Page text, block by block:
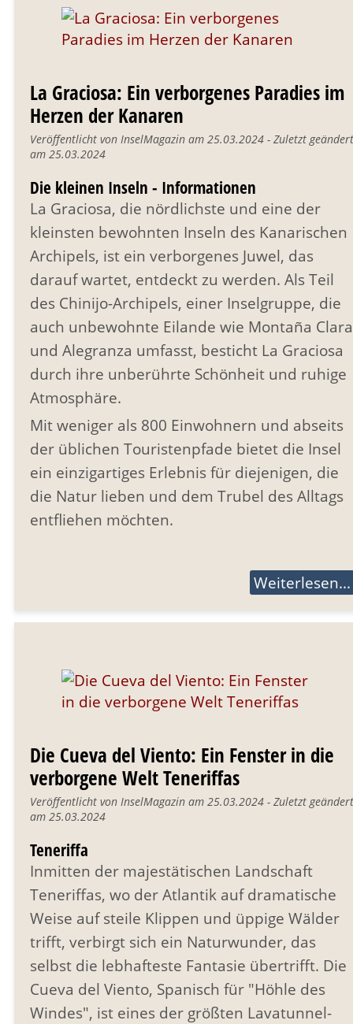
La Graciosa: Ein verborgenes Paradies im
Herzen der Kanaren
Veröffentlicht von InselMagazin am 25.03.2024 - Zuletzt geändert
am 25.03.2024
Die kleinen Inseln - Informationen
La Graciosa, die nördlichste und eine der
kleinsten bewohnten Inseln des Kanarischen
Archipels, ist ein verborgenes Juwel, das
darauf wartet, entdeckt zu werden. Als Teil
des Chinijo-Archipels, einer Inselgruppe, die
auch unbewohnte Eilande wie Montaña Clara
und Alegranza umfasst, besticht La Graciosa
durch ihre unberührte Schönheit und ruhige
Atmosphäre.
Mit weniger als 800 Einwohnern und abseits
der üblichen Touristenpfade bietet die Insel
ein einzigartiges Erlebnis für diejenigen, die
die Natur lieben und dem Trubel des Alltags
entfliehen möchten.
Weiterlesen...
Die Cueva del Viento: Ein Fenster in die
verborgene Welt Teneriffas
Veröffentlicht von InselMagazin am 25.03.2024 - Zuletzt geändert
am 25.03.2024
Teneriffa
Inmitten der majestätischen Landschaft
Teneriffas, wo der Atlantik auf dramatische
Weise auf steile Klippen und üppige Wälder
trifft, verbirgt sich ein Naturwunder, das
selbst die lebhafteste Fantasie übertrifft. Die
Cueva del Viento, Spanisch für "Höhle des
Windes", ist eines der größten Lavatunnel-